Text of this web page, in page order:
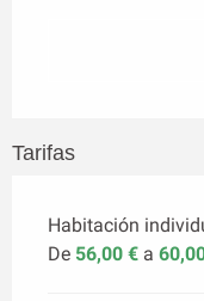
Tarifas
Habitación
De 56,00 € a